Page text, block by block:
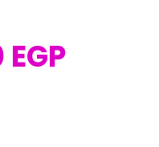
EGPCurrent